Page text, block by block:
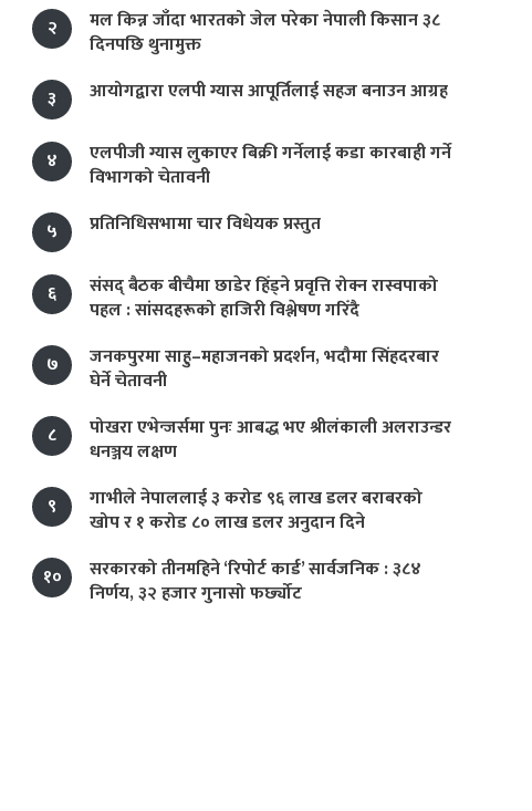
२
मल किन्न जाँदा भारतको जेल परेका नेपाली किसान ३८
दिनपछि थुनामुक्त
३
आयोगद्वारा एलपी ग्यास आपूर्तिलाई सहज बनाउन आग्रह
४
एलपीजी ग्यास लुकाएर बिक्री गर्नेलाई कडा कारबाही गर्ने
विभागको चेतावनी
५
प्रतिनिधिसभामा चार विधेयक प्रस्तुत
६
संसद् बैठक बीचैमा छाडेर हिँड्ने प्रवृत्ति रोक्न रास्वपाको
पहल : सांसदहरूको हाजिरी विश्लेषण गरिँदै
७
जनकपुरमा साहु–महाजनको प्रदर्शन, भदौमा सिंहदरबार
घेर्ने चेतावनी
८
पोखरा एभेन्जर्समा पुनः आबद्ध भए श्रीलंकाली अलराउन्डर
धनञ्जय लक्षण
९
गाभीले नेपाललाई ३ करोड ९६ लाख डलर बराबरको
खोप र १ करोड ८० लाख डलर अनुदान दिने
१०
सरकारको तीनमहिने ‘रिपोर्ट कार्ड’ सार्वजनिक : ३८४
निर्णय, ३२ हजार गुनासो फर्छ्योट